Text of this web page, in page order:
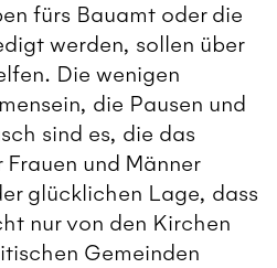
fürs Bauamt oder die
werden, sollen über
Die wenigen
die Pausen und
sind es, die das
und Männer
glücklichen Lage, dass
nur von den Kirchen
Gemeinden